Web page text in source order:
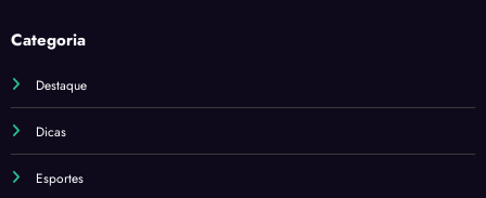
Categoria
Destaque
Dicas
Esportes